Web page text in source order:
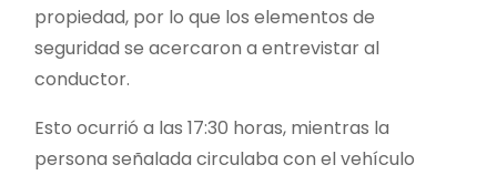
propiedad, por lo que los elementos de
seguridad se acercaron a entrevistar al
conductor.
Esto ocurrió a las 17:30 horas, mientras la
persona señalada circulaba con el vehículo